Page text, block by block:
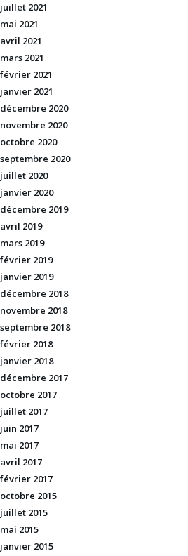
juillet 2021
mai 2021
avril 2021
mars 2021
février 2021
janvier 2021
décembre 2020
novembre 2020
octobre 2020
septembre 2020
juillet 2020
janvier 2020
décembre 2019
avril 2019
mars 2019
février 2019
janvier 2019
décembre 2018
novembre 2018
septembre 2018
février 2018
janvier 2018
décembre 2017
octobre 2017
juillet 2017
juin 2017
mai 2017
avril 2017
février 2017
octobre 2015
juillet 2015
mai 2015
janvier 2015